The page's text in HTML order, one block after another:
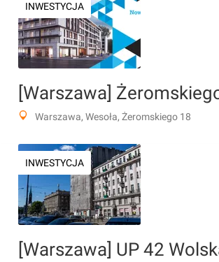
INWESTYCJA
[Warszawa]
Warszawa, Wesoła, Żeromskiego 18
INWESTYCJA
[Warszawa] UP 42